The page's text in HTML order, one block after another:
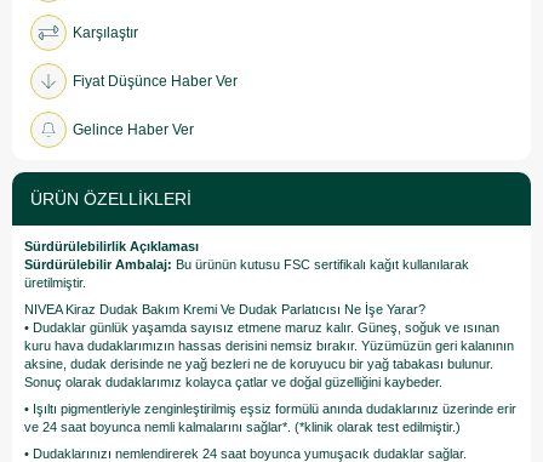
Karşılaştır
Fiyat Düşünce Haber Ver
Gelince Haber Ver
ÜRÜN ÖZELLIKLERI
Sürdürülebilirlik Açıklaması
Sürdürülebilir Ambalaj: Bu ürünün kutusu FSC sertifikalı kağıt kullanılarak
üretilmiştir.
NIVEA Kiraz Dudak Bakım Kremi Ve Dudak Parlatıcısı Ne İşe Yarar?
• Dudaklar günlük yaşamda sayısız etmene maruz kalır. Güneş, soğuk ve ısınan
kuru hava dudaklarımızın hassas derisini nemsiz bırakır. Yüzümüzün geri kalanının
aksine, dudak derisinde ne yağ bezleri ne de koruyucu bir yağ tabakası bulunur.
Sonuç olarak dudaklarımız kolayca çatlar ve doğal güzelliğini kaybeder.
• Işıltı pigmentleriyle zenginleştirilmiş eşsiz formülü anında dudaklarınız üzerinde erir
ve 24 saat boyunca nemli kalmalarını sağlar*. (*klinik olarak test edilmiştir.)
• Dudaklarınızı nemlendirerek 24 saat boyunca yumuşacık dudaklar sağlar.